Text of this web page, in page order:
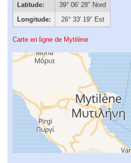
Latitude:
39° 06′ 28″ Nord
Longitude:
26° 33′ 19″ Est
Carte en ligne de Mytilène